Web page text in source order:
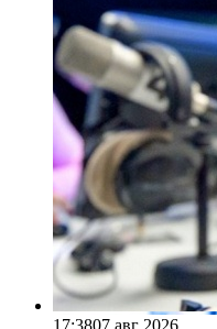
17:3807 авг 2026